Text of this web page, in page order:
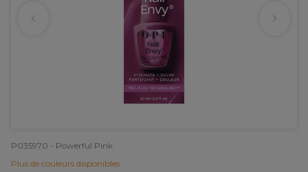
P035970 - Powerful Pink
Plus de couleurs disponibles